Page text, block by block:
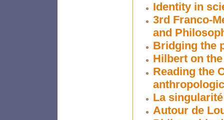
Identity in
3rd Franco-
and
Bridging the
Hilbert on
Reading the
La
Autour de